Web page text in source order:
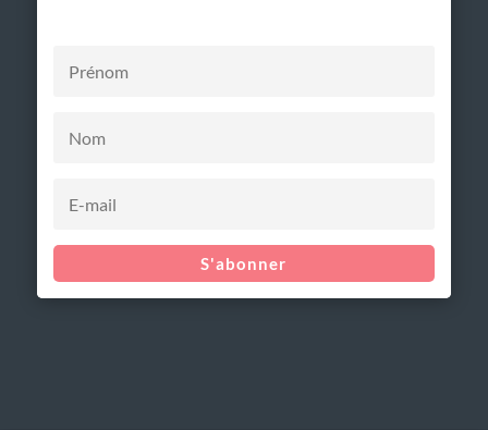
S'abonner